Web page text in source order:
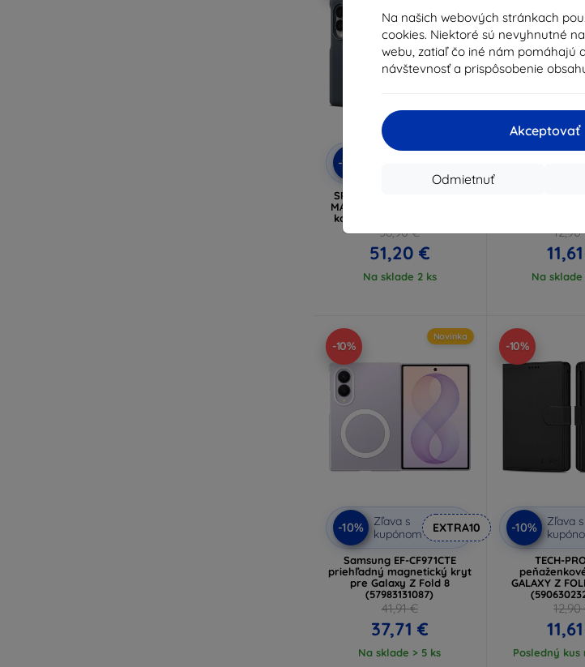
Na našich webových stránkach
cookies. Niektoré sú nevyhnutné
webu, zatiaľ čo iné nám pomáhajú
návštevnosť a prispôsobenie
Akceptovať
Odmietnuť
-10%
SPIGEN SLIM ARMOR PRO
MAGSAFE GALAXY Z FOLD 8
kovová bridlica (ACS11951)
56,90 €
51,20 €
Na sklade 2 ks Na sklade
-10%
Novinka
-10%
Zľava s
kupónom
EXTRA10
Samsung EF-CF971CTE
priehľadný magnetický kryt
pre Galaxy Z Fold 8
(57983131087)
41,91 €
37,71 €
Na sklade > 5 ks
-10%
-10%
Zľava s
TECH-
GALAXY Z
Posledný kus